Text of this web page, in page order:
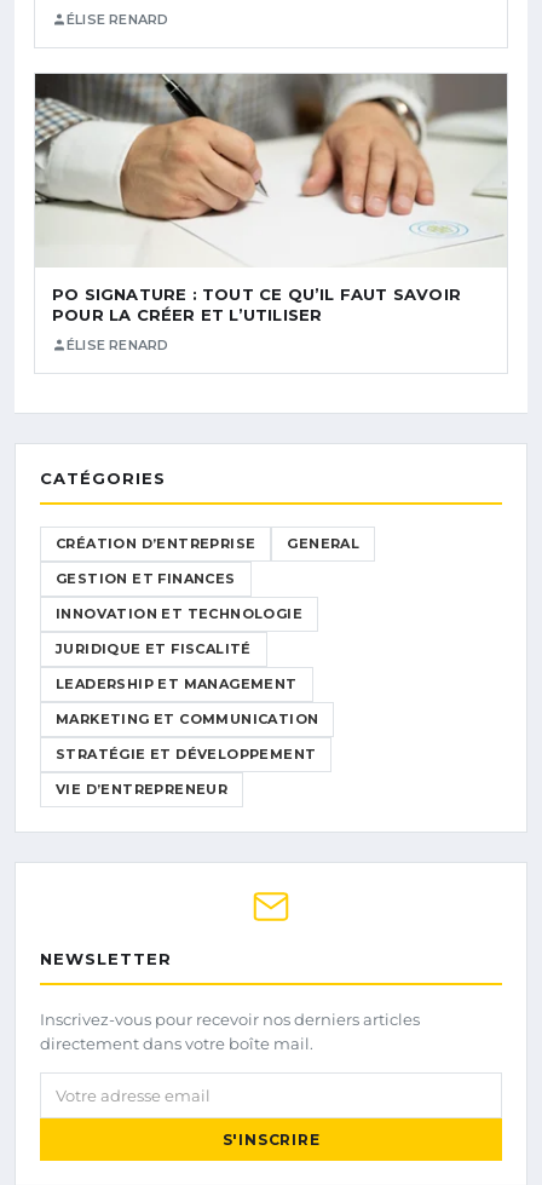
ÉLISE RENARD
PO SIGNATURE : TOUT CE QU’IL FAUT SAVOIR
POUR LA CRÉER ET L’UTILISER
ÉLISE RENARD
CATÉGORIES
CRÉATION D’ENTREPRISE GENERAL
GESTION ET FINANCES
INNOVATION ET TECHNOLOGIE
JURIDIQUE ET FISCALITÉ
LEADERSHIP ET MANAGEMENT
MARKETING ET COMMUNICATION
STRATÉGIE ET DÉVELOPPEMENT
VIE D’ENTREPRENEUR
NEWSLETTER
Inscrivez-vous pour recevoir nos derniers articles
directement dans votre boîte mail.
Votre adresse email
S'INSCRIRE